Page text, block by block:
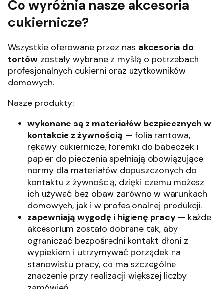
Co wyróżnia nasze akcesoria
cukiernicze?
Wszystkie oferowane przez nas akcesoria do
tortów zostały wybrane z myślą o potrzebach
profesjonalnych cukierni oraz użytkowników
domowych.
Nasze produkty:
wykonane są z materiałów bezpiecznych w
kontakcie z żywnością — folia rantowa,
rękawy cukiernicze, foremki do babeczek i
papier do pieczenia spełniają obowiązujące
normy dla materiałów dopuszczonych do
kontaktu z żywnością, dzięki czemu możesz
ich używać bez obaw zarówno w warunkach
domowych, jak i w profesjonalnej produkcji.
zapewniają wygodę i higienę pracy — każde
akcesorium zostało dobrane tak, aby
ograniczać bezpośredni kontakt dłoni z
wypiekiem i utrzymywać porządek na
stanowisku pracy, co ma szczególne
znaczenie przy realizacji większej liczby